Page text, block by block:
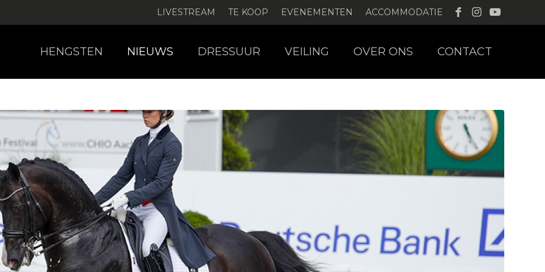
LIVESTREAM TE KOOP EVENEMENTEN ACCOMMODATIE
HENGSTEN NIEUWS DRESSUUR VEILING OVER ONS CONTACT